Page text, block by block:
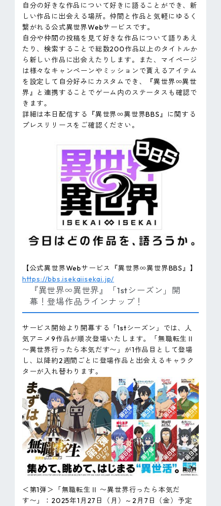
自分の好きな作品について好きに語ることができ、新
しい作品に出会える場所。仲間と作品と気軽にゆるく
繋がれる公式異世界Webサービスです。
自分や仲間の投稿を見て好きな作品について語りあえ
たり、検索することで総数200作品以上のタイトルか
ら新しい作品に出会えたりします。また、マイページ
は様々なキャンペーンやミッションで貰えるアイテム
を設定して自分好みにカスタムでき、『異世界∞異世
界』と連携することでゲーム内のステータスも確認で
きます。
詳細は本日配信する『異世界∞異世界BBS』に関する
プレスリリースをご確認ください。
【公式異世界Webサービス『異世界∞異世界BBS』】
https://bbs.isekaiisekai.jp/
『異世界∞異世界』「1stシーズン」開
幕！登場作品ラインナップ！
サービス開始より開幕する「1stシーズン」では、人
気アニメ9作品が順次登場いたします。「無職転生Ⅱ
〜異世界行ったら本気だす〜」が1作品目として登場
し、以降約2週間ごとに登場作品と出会えるキャラク
ターが入れ替わります。
＜第1弾＞「無職転生Ⅱ 〜異世界行ったら本気だ
す〜」：2025年1月27日（月）～2月7日（金）予定